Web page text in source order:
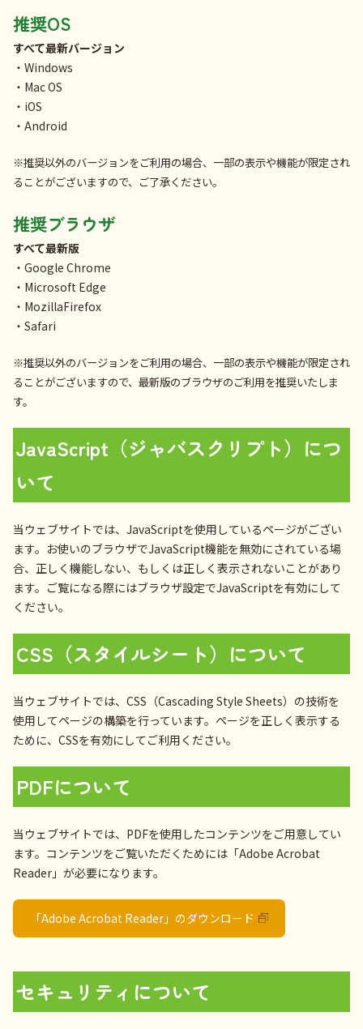
推奨OS
すべて最新バージョン
・Windows
・Mac OS
・iOS
・Android
※推奨以外のバージョンをご利用の場合、一部の表示や機能が限定され
ることがございますので、ご了承ください。
推奨ブラウザ
すべて最新版
・Google Chrome
・Microsoft Edge
・MozillaFirefox
・Safari
※推奨以外のバージョンをご利用の場合、一部の表示や機能が限定され
ることがございますので、最新版のブラウザのご利用を推奨いたしま
す。
JavaScript（ジャバスクリプト）につ
いて
当ウェブサイトでは、JavaScriptを使用しているページがござい
ます。お使いのブラウザでJavaScript機能を無効にされている場
合、正しく機能しない、もしくは正しく表示されないことがあり
ます。ご覧になる際にはブラウザ設定でJavaScriptを有効にして
ください。
CSS（スタイルシート）について
当ウェブサイトでは、CSS（Cascading Style Sheets）の技術を
使用してページの構築を行っています。ページを正しく表示する
ために、CSSを有効にしてご利用ください。
PDFについて
当ウェブサイトでは、PDFを使用したコンテンツをご用意してい
ます。コンテンツをご覧いただくためには「Adobe Acrobat
Reader」が必要になります。
「Adobe Acrobat Reader」のダウンロード
セキュリティについて